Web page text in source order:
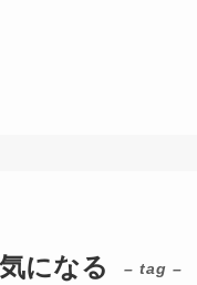
になる – tag –